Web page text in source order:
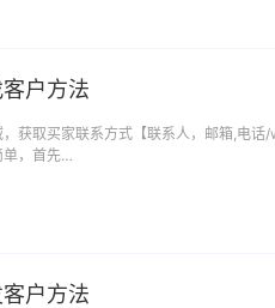
户方法
获取买家联系方式【联系人，邮箱,电
单，首先…
户方法